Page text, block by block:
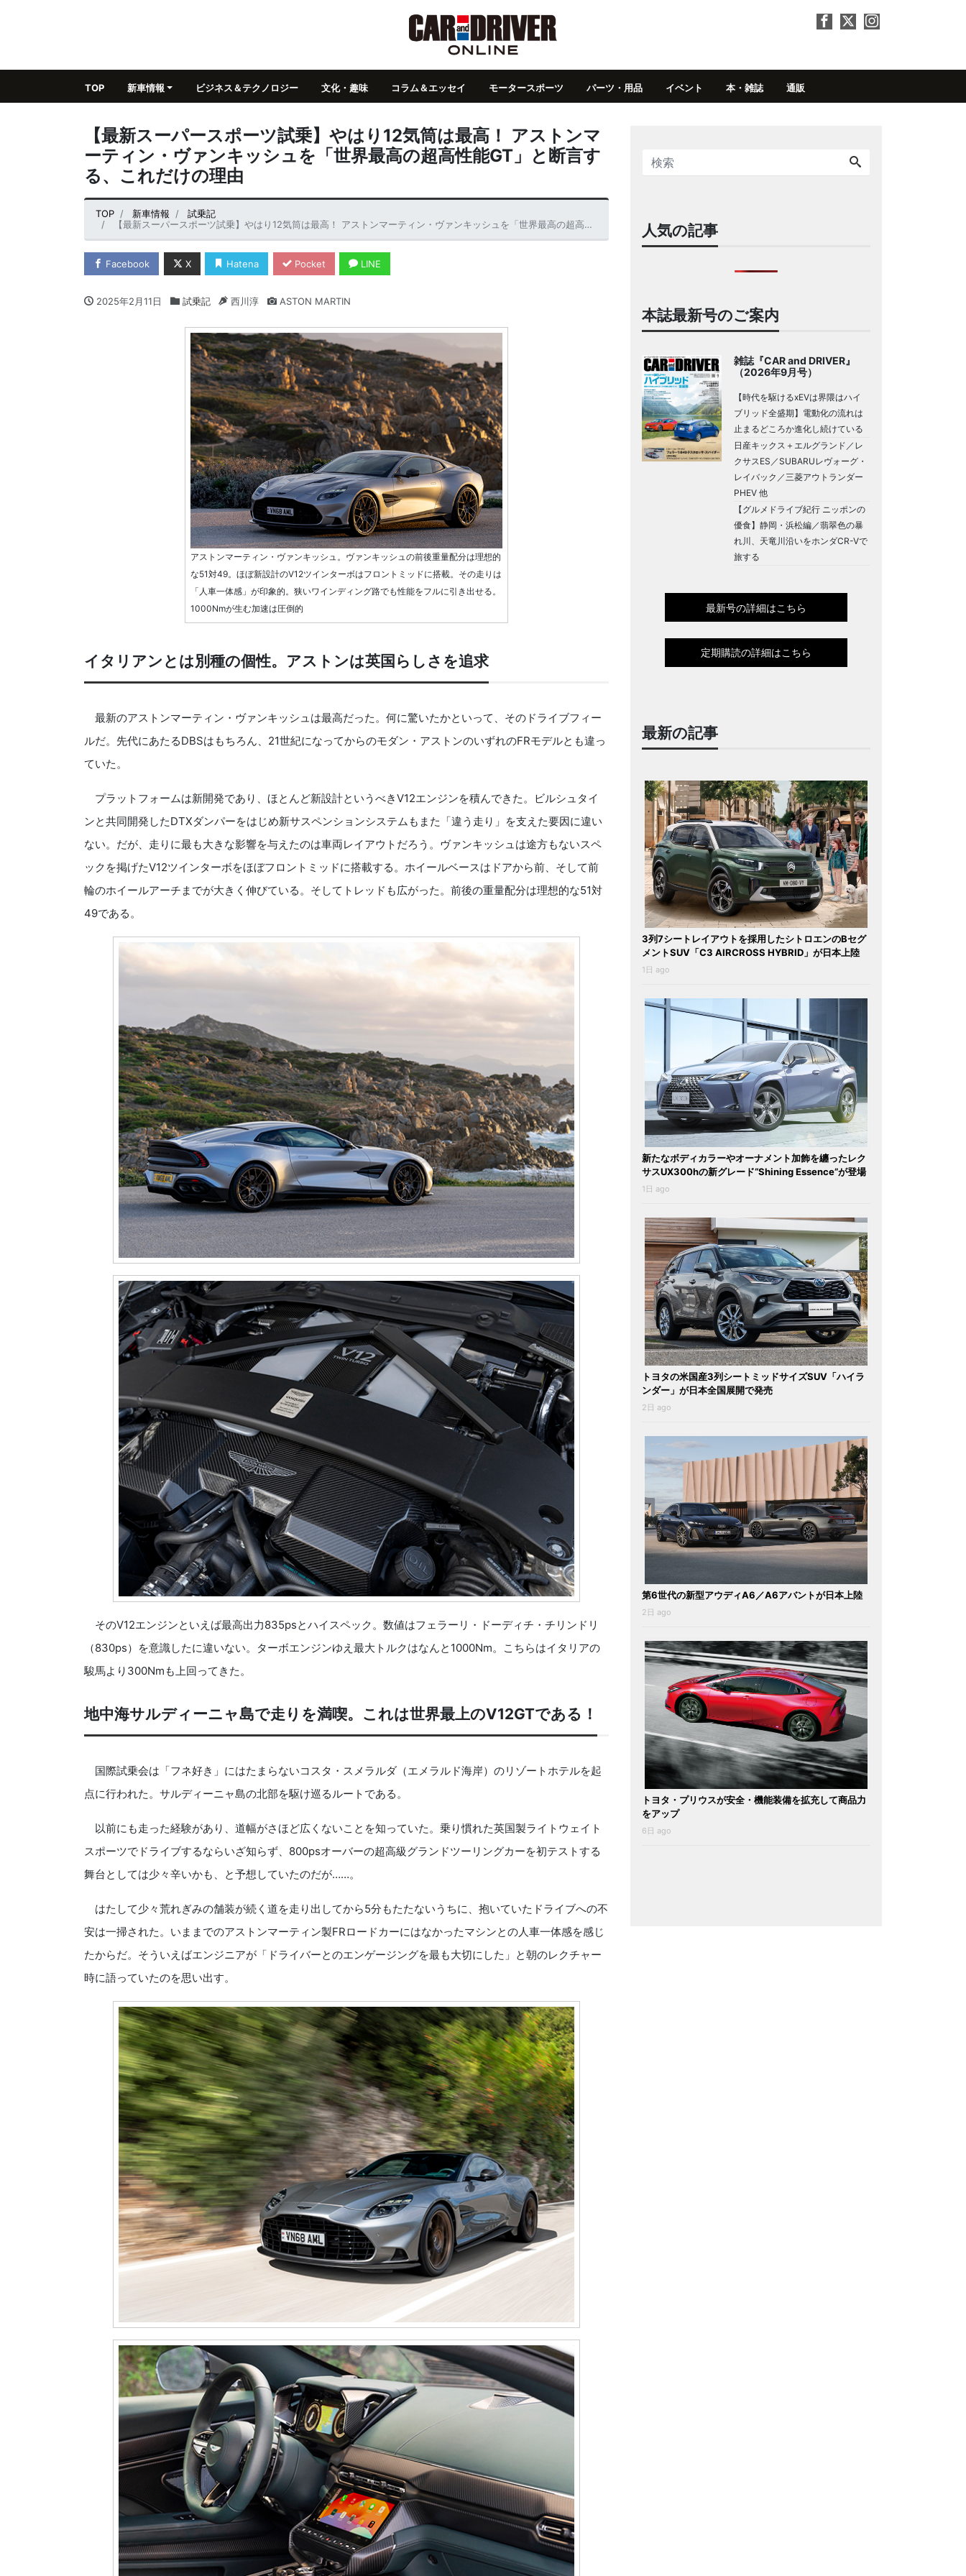
TOP 新車情報 ビジネス＆テクノロジー 文化・趣味 コラム＆エッセイ モータースポーツ パーツ・用品 イベント 本・雑誌 通販
【最新スーパースポーツ試乗】やはり12気筒は最高！ アストンマ
ーティン・ヴァンキッシュを「世界最高の超高性能GT」と断言す
る、これだけの理由
TOP 新車情報
試乗記
【最新スーパースポーツ試乗】やはり12気筒は最高！ アストンマーティン・ヴァンキッシュを「世界最高の超高性能GT」と断言する、これだけの理由
Facebook X Hatena Pocket LINE
2025年2月11日 試乗記 西川淳 ASTON MARTIN
アストンマーティン・ヴァンキッシュ。ヴァンキッシュの前後重量配分は理想的
な51対49。ほぼ新設計のV12ツインターボはフロントミッドに搭載。その走りは
「人車一体感」が印象的。狭いワインディング路でも性能をフルに引き出せる。
1000Nmが生む加速は圧倒的
イタリアンとは別種の個性。アストンは英国らしさを追求
最新のアストンマーティン・ヴァンキッシュは最高だった。何に驚いたかといって、そのドライブフィー
ルだ。先代にあたるDBSはもちろん、21世紀になってからのモダン・アストンのいずれのFRモデルとも違っ
ていた。
プラットフォームは新開発であり、ほとんど新設計というべきV12エンジンを積んできた。ビルシュタイ
ンと共同開発したDTXダンパーをはじめ新サスペンションシステムもまた「違う走り」を支えた要因に違い
ない。だが、走りに最も大きな影響を与えたのは車両レイアウトだろう。ヴァンキッシュは途方もないスペ
ックを掲げたV12ツインターボをほぼフロントミッドに搭載する。ホイールベースはドアから前、そして前
輪のホイールアーチまでが大きく伸びている。そしてトレッドも広がった。前後の重量配分は理想的な51対
49である。
そのV12エンジンといえば最高出力835psとハイスペック。数値はフェラーリ・ドーディチ・チリンドリ
（830ps）を意識したに違いない。ターボエンジンゆえ最大トルクはなんと1000Nm。こちらはイタリアの
駿馬より300Nmも上回ってきた。
地中海サルディーニャ島で走りを満喫。これは世界最上のV12GTである！
国際試乗会は「フネ好き」にはたまらないコスタ・スメラルダ（エメラルド海岸）のリゾートホテルを起
点に行われた。サルディーニャ島の北部を駆け巡るルートである。
以前にも走った経験があり、道幅がさほど広くないことを知っていた。乗り慣れた英国製ライトウェイト
スポーツでドライブするならいざ知らず、800psオーバーの超高級グランドツーリングカーを初テストする
舞台としては少々辛いかも、と予想していたのだが……。
はたして少々荒れぎみの舗装が続く道を走り出してから5分もたたないうちに、抱いていたドライブへの不
安は一掃された。いままでのアストンマーティン製FRロードカーにはなかったマシンとの人車一体感を感じ
たからだ。そういえばエンジニアが「ドライバーとのエンゲージングを最も大切にした」と朝のレクチャー
時に語っていたのを思い出す。
人気の記事
本誌最新号のご案内
雑誌『CAR and DRIVER』
（2026年9月号）
【時代を駆けるxEVは界隈はハイ
ブリッド全盛期】電動化の流れは
止まるどころか進化し続けている
日産キックス＋エルグランド／レ
クサスES／SUBARUレヴォーグ・
レイバック／三菱アウトランダー
PHEV 他
【グルメドライブ紀行 ニッポンの
優食】静岡・浜松編／翡翠色の暴
れ川、天竜川沿いをホンダCR-Vで
旅する
最新号の詳細はこちら
定期購読の詳細はこちら
最新の記事
3列7シートレイアウトを採用したシトロエンのBセグ
メントSUV「C3 AIRCROSS HYBRID」が日本上陸
1日 ago
新たなボディカラーやオーナメント加飾を纏ったレク
サスUX300hの新グレード“Shining Essence”が登場
1日 ago
トヨタの米国産3列シートミッドサイズSUV「ハイラ
ンダー」が日本全国展開で発売
2日 ago
第6世代の新型アウディA6／A6アバントが日本上陸
2日 ago
トヨタ・プリウスが安全・機能装備を拡充して商品力
をアップ
6日 ago